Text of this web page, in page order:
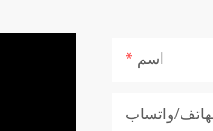
اسم
واتساب